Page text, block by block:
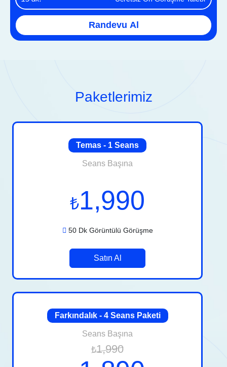
Randevu Al
Paketlerimiz
Temas - 1 Seans
Seans Başına
₺1,990
50 Dk Görüntülü Görüşme
Satın Al
Farkındalık - 4 Seans Paketi
Seans Başına
₺1,990